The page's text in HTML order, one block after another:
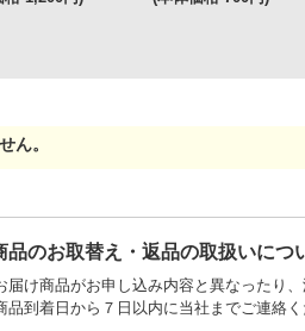
ん。
品のお取替え・返品の取扱いにつ
届け商品がお申し込み内容と異なったり
品到着日から７日以内に当社までご連絡く